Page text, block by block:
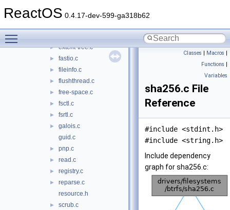
ReactOS 0.4.17-dev-599-ga318b62
► create.c
► extent-tree.c
► fastio.c
► fileinfo.c
► flushthread.c
► free-space.c
► fsctl.c
► fsrtl.c
►
galois.c
guid.c
► pnp.c
► read.c
► registry.c
►
reparse.c
resource.h
► scrub.c
Classes | Macros |
Functions |
Variables
sha256.c File
Reference
#include <stdint.h>
#include <string.h>
Include dependency
graph for sha256.c: